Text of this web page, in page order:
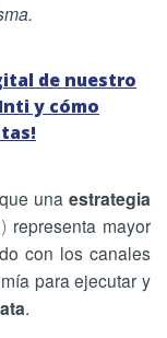
de nuestro
y cómo
una estrategia
representa mayor
con los canales
para ejecutar y
.